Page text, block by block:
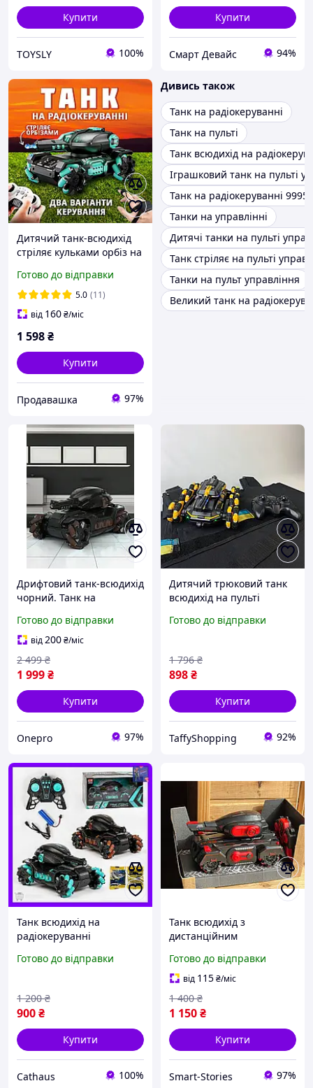
Купити
TOYSLY 100%
Купити
Смарт Девайс 94%
Дитячий танк-всюдихід
стріляє кульками орбіз на
керуванням рукою та
пультом іграшковий водні
кулі
Готово до відправки
5.0 (11)
від 160₴/міс
1 598₴
Купити
Продавашка 97%
Дивись також
Танк на радіокеруванні
Танк на пульті
Танк всюдихід на
Іграшковий танк на пульті
Танк на радіокеруванні 9995
Танки на управлінні
Дитячі танки на пульті
Танк стріляє на пульті
Танки на пульт управління
Великий танк на
Дрифтовий танк-всюдихід
чорний. Танк на
і звуком. Стріляє орбіз,
керування жестами
Готово до відправки
від200₴/міс
1 999₴
2 499 ₴
Купити
Onepro 97%
Дитячий трюковий танк
всюдихід на пульті
радіокерована машинка
дистанційним
керуванням для дітей
Готово до відправки
898₴
1 796 ₴
Купити
TaffyShopping 92%
Танк всюдихід на
радіокеруванні
кулями їздить на всі боки,
керування рукою
Готово до відправки
900₴
1 200 ₴
Купити
Cathaus 100%
Танк всюдихід з
дистанційним
іграшковий на
радіокеруванні стріляє
орбізами.
Готово до відправки
від 115₴/міс
1 150₴
1 400 ₴
Купити
Smart-Stories 97%